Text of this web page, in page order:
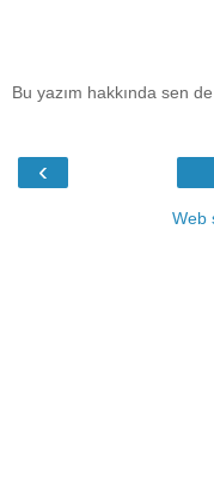
Bu yazım hakkında sen
‹
Web